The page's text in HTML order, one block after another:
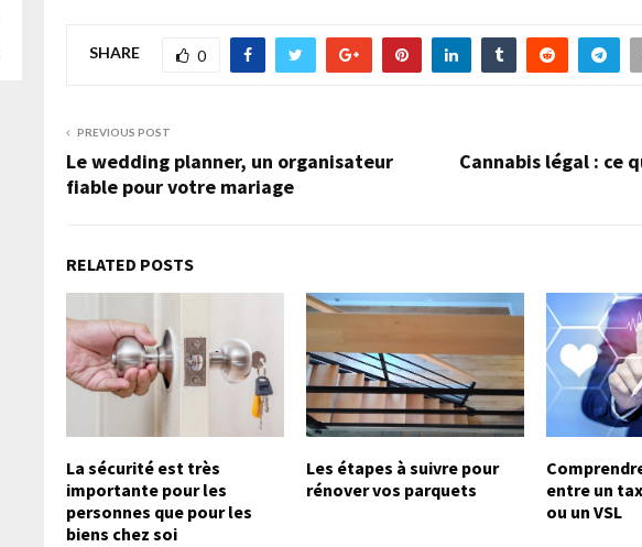
SHARE 0
PREVIOUS POST
Le wedding planner, un organisateur
fiable pour votre mariage
Cannabis légal : ce
RELATED POSTS
La sécurité est très
importante pour les
personnes que pour les
biens chez soi
Les étapes à suivre pour
rénover vos parquets
entre un
ou un VSL